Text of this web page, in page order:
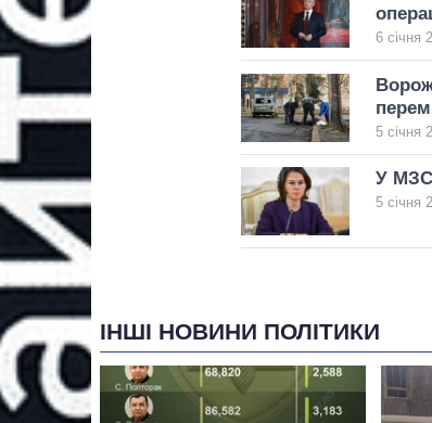
6 січня
5 січня
У МЗС
5 січня
ІНШІ НОВИНИ ПОЛІТИКИ